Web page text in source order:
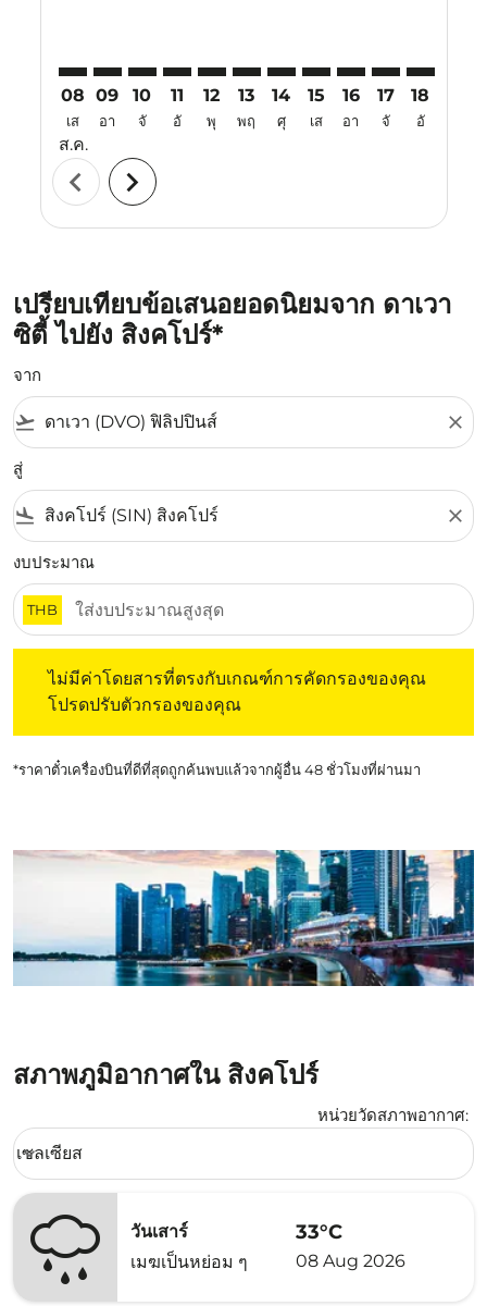
08
เส
ส.ค.
09
อา
10
จั
11
อั
12
พุ
13
พฤ
14
ศุ
15
เส
16
อา
17
จั
18
อั
chevron_left chevron_right
เปรียบเทียบข้อเสนอยอดนิยมจาก ดาเวา
ซิตี้ ไปยัง สิงคโปร์*
จาก
flight_takeoff close
สู่
flight_land close
งบประมาณ
THB
ไม่มีค่าโดยสารที่ตรงกับเกณฑ์การคัดกรองของคุณ
โปรดปรับตัวกรองของคุณ
*ราคาตั๋วเครื่องบินที่ดีที่สุดถูกค้นพบแล้วจากผู้อื่น 48 ชั่วโมงที่ผ่านมา
สภาพภูมิอากาศใน สิงคโปร์
หน่วยวัดสภาพอากาศ:
Weather unit option เซลเซียส Selected
เซลเซียส
keyboard_arrow_down
วันเสาร์
เมฆเป็นหย่อม ๆ
33°C
08 Aug 2026